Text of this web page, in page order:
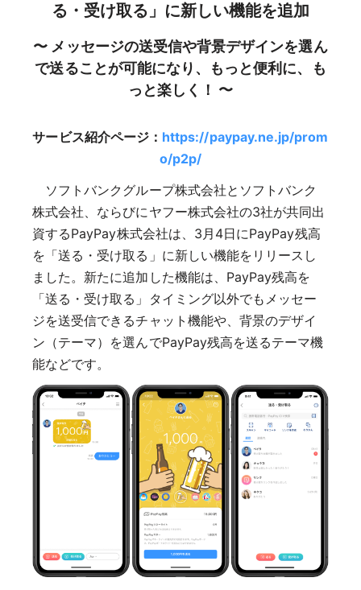
る・受け取る」に新しい機能を追加
〜 メッセージの送受信や背景デザインを選ん
で送ることが可能になり、もっと便利に、も
っと楽しく！ 〜
サービス紹介ページ： https://paypay.ne.jp/prom
o/p2p/
ソフトバンクグループ株式会社とソフトバンク
株式会社、ならびにヤフー株式会社の3社が共同出
資するPayPay株式会社は、3月4日にPayPay残高
を「送る・受け取る」に新しい機能をリリースし
ました。新たに追加した機能は、PayPay残高を
「送る・受け取る」タイミング以外でもメッセー
ジを送受信できるチャット機能や、背景のデザイ
ン（テーマ）を選んでPayPay残高を送るテーマ機
能などです。